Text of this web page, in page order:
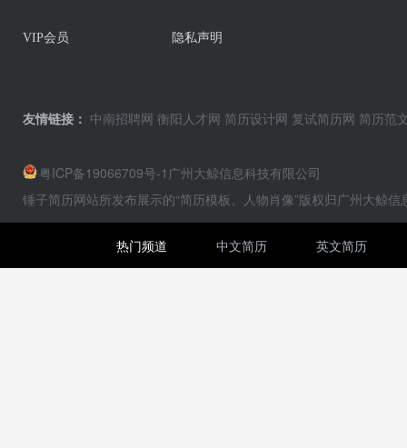
VIP会员 隐私声明
友情链接： 中南招聘网 衡阳人才网 简历设计网 复试简历网 简历范
粤ICP备19066709号-1 广州大鲸信息科技有限公司
锤子简历网站所发布展示的“简历模板、人物肖像”版权归广州大鲸
热门频道 中文简历 英文简历